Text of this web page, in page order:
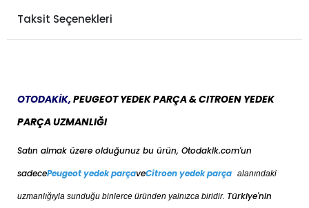
Taksit Seçenekleri
OTODAKİK, PEUGEOT YEDEK PARÇA & CITROEN YEDEK
PARÇA UZMANLIĞI
Satın almak üzere olduğunuz bu ürün, Otodakik.com'un
sadecePeugeot yedek parçaveCitroen yedek parça alanındaki
uzmanlığıyla sunduğu binlerce üründen yalnızca biridir. Türkiye'nin